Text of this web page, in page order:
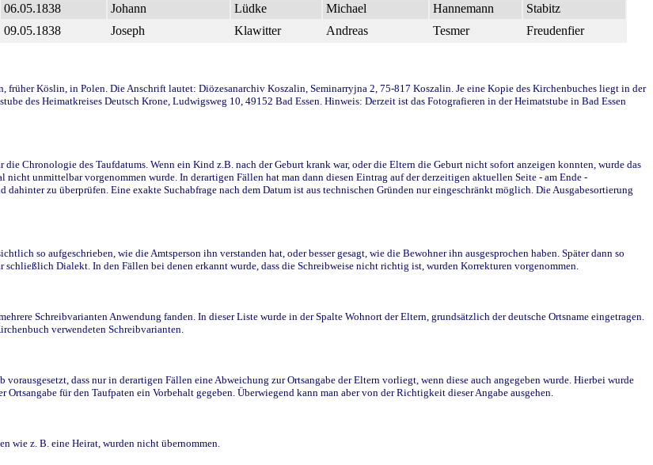
06.05.1838 Johann Lüdke Michael Hannemann
Stabitz
09.05.1838 Joseph Klawitter Andreas Tesmer Freudenfier
Köslin, in Polen. Die Anschrift lautet: Diözesanarchiv Koszalin, Seminarryjna 2, 75-817 Koszalin. Je eine Kopie des Kirchenbuches liegt in der
des Heimatkreises Deutsch Krone, Ludwigsweg 10, 49152 Bad Essen. Hinweis: Derzeit ist das Fotografieren in der Heimatstube in Bad Essen
Chronologie des Taufdatums. Wenn ein Kind z.B. nach der Geburt krank war, oder die Eltern die Geburt nicht sofort anzeigen konnten, wurde das
unmittelbar vorgenommen wurde. In derartigen Fällen hat man dann diesen Eintrag auf der derzeitigen aktuellen Seite - am Ende -
zu überprüfen. Eine exakte Suchabfrage nach dem Datum ist aus technischen Gründen nur eingeschränkt möglich. Die Ausgabesortierung
so aufgeschrieben, wie die Amtsperson ihn verstanden hat, oder besser gesagt, wie die Bewohner ihn ausgesprochen haben. Später dann so
Dialekt. In den Fällen bei denen erkannt wurde, dass die Schreibweise nicht richtig ist, wurden Korrekturen vorgenommen.
Schreibvarianten Anwendung fanden. In dieser Liste wurde in der Spalte Wohnort der Eltern, grundsätzlich der deutsche Ortsname eingetragen.
verwendeten Schreibvarianten.
dass nur in derartigen Fällen eine Abweichung zur Ortsangabe der Eltern vorliegt, wenn diese auch angegeben wurde. Hierbei wurde
für den Taufpaten ein Vorbehalt gegeben. Überwiegend kann man aber von der Richtigkeit dieser Angabe ausgehen.
wie z. B. eine Heirat, wurden nicht übernommen.